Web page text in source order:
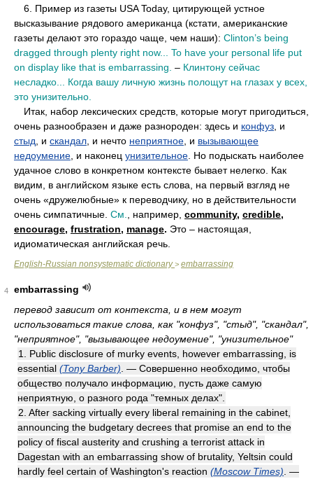
6. Пример из газеты USA Today, цитирующей устное
высказывание рядового американца (кстати, американские
газеты делают это гораздо чаще, чем наши): Clinton’s being
dragged through plenty right now... To have your personal life put
on display like that is embarrassing. – Клинтону сейчас
несладко... Когда вашу личную жизнь полощут на глазах у всех,
это унизительно.
Итак, набор лексических средств, которые могут пригодиться,
очень разнообразен и даже разнороден: здесь и конфуз , и
стыд , и скандал , и нечто неприятное , и вызывающее
недоумение , и наконец унизительное . Но подыскать наиболее
удачное слово в конкретном контексте бывает нелегко. Как
видим, в английском языке есть слова, на первый взгляд не
очень «дружелюбные» к переводчику, но в действительности
очень симпатичные. См. , например, community, credible,
encourage, frustration, manage. Это – настоящая,
идиоматическая английская речь.
English-Russian nonsystematic dictionary> embarrassing
4
embarrassing
перевод зависит от контекста, и в нем могут
использоваться такие слова, как "конфуз", "стыд", "скандал",
"неприятное", "вызывающее недоумение", "унизительное"
1. Public disclosure of murky events, however embarrassing, is
essential (Tony Barber) . — Совершенно необходимо, чтобы
общество получало информацию, пусть даже самую
неприятную, о разного рода "темных делах".
2. After sacking virtually every liberal remaining in the cabinet,
announcing the budgetary decrees that promise an end to the
policy of fiscal austerity and crushing a terrorist attack in
Dagestan with an embarrassing show of brutality, Yeltsin could
hardly feel certain of Washington's reaction (Moscow Times) . —